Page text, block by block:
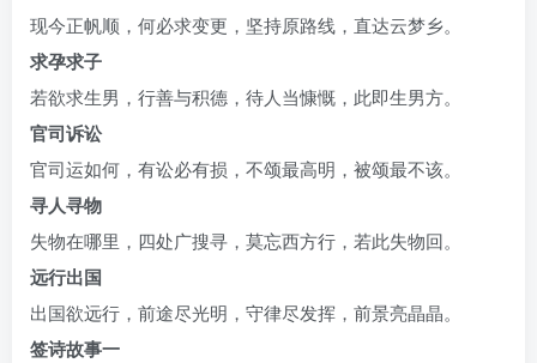
现今正帆顺，何必求变更，坚持原路线，直达云梦乡。
求孕求子
若欲求生男，行善与积德，待人当慷慨，此即生男方。
官司诉讼
官司运如何，有讼必有损，不颂最高明，被颂最不该。
寻人寻物
失物在哪里，四处广搜寻，莫忘西方行，若此失物回。
远行出国
出国欲远行，前途尽光明，守律尽发挥，前景亮晶晶。
签诗故事一